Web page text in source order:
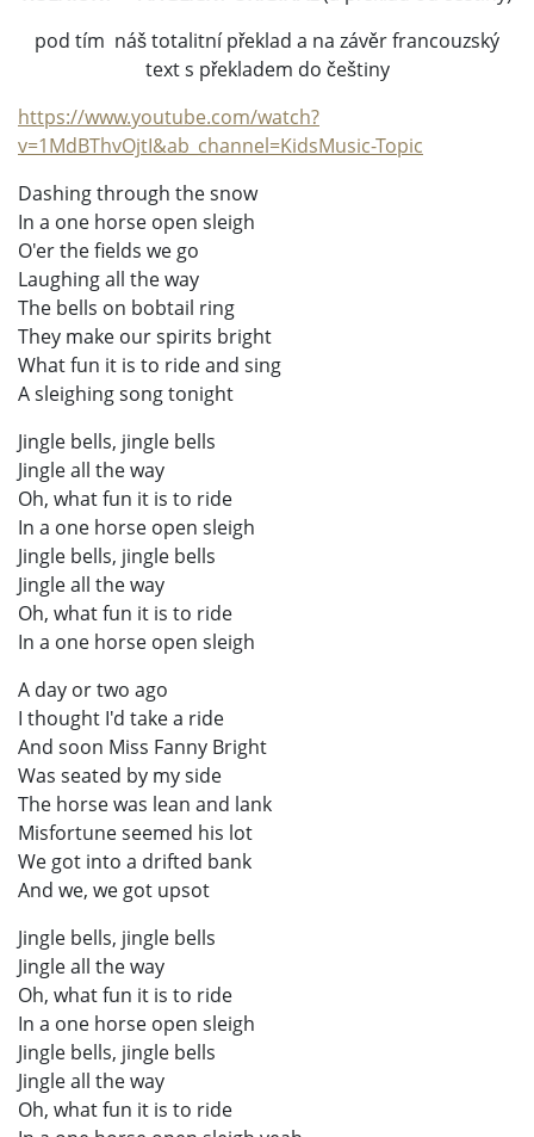
pod tím náš totalitní překlad a na závěr francouzský
text s překladem do češtiny
https://www.youtube.com/watch?
v=1MdBThvOjtI&ab_channel=KidsMusic-Topic
Dashing through the snow
In a one horse open sleigh
O'er the fields we go
Laughing all the way
The bells on bobtail ring
They make our spirits bright
What fun it is to ride and sing
A sleighing song tonight
Jingle bells, jingle bells
Jingle all the way
Oh, what fun it is to ride
In a one horse open sleigh
Jingle bells, jingle bells
Jingle all the way
Oh, what fun it is to ride
In a one horse open sleigh
A day or two ago
I thought I'd take a ride
And soon Miss Fanny Bright
Was seated by my side
The horse was lean and lank
Misfortune seemed his lot
We got into a drifted bank
And we, we got upsot
Jingle bells, jingle bells
Jingle all the way
Oh, what fun it is to ride
In a one horse open sleigh
Jingle bells, jingle bells
Jingle all the way
Oh, what fun it is to ride